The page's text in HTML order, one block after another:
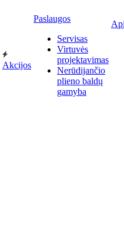
Akcijos
Paslaugos
Servisas
Virtuvės
projektavimas
Nerūdijančio
plieno baldų
gamyba